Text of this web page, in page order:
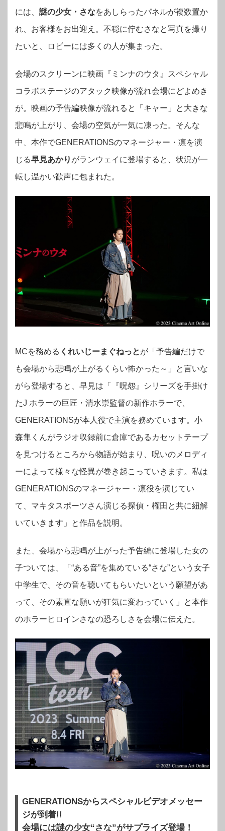
には、 謎の少女・さなをあしらったパネルが複数置か
れ、お客様をお出迎え。不穏に佇むさなと写真を撮り
たいと、ロビーには多くの人が集まった。
会場のスクリーンに映画『ミンナのウタ』スペシャル
コラボステージのアタック映像が流れ会場にどよめき
が。映画の予告編映像が流れると「キャー」と大きな
悲鳴が上がり、会場の空気が一気に凍った。そんな
中、本作でGENERATIONSのマネージャー・凛を演
じる早見あかり がランウェイに登場すると、状況が一
転し温かい歓声に包まれた。
MCを務める くれいじーまぐねっとが「予告編だけで
も会場から悲鳴が上がるくらい怖かった～」と言いな
がら登場すると、早見は「『呪怨』シリーズを手掛け
たJ ホラーの巨匠・清水崇監督の新作ホラーで、
GENERATIONSが本人役で主演を務めています。小
森隼くんがラジオ収録前に倉庫であるカセットテープ
を見つけるところから物語が始まり、呪いのメロディ
ーによって様々な怪異が巻き起こっていきます。私は
GENERATIONSのマネージャー・凛役を演じてい
て、マキタスポーツさん演じる探偵・権田と共に紐解
いていきます」と作品を説明。
また、会場から悲鳴が上がった予告編に登場した女の
子ついては、「“ある音”を集めている“さな”という女子
中学生で、その音を聴いてもらいたいという願望があ
って、その素直な願いが狂気に変わっていく」と本作
のホラーヒロインさなの恐ろしさを会場に伝えた。
GENERATIONSからスペシャルビデオメッセー
ジが到着!!
会場には謎の少女“さな”がサプライズ登場！